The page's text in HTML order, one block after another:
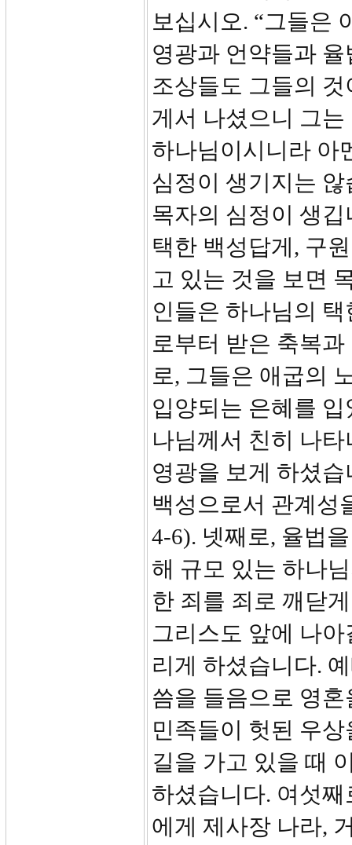
보십시오. “그들은
영광과 언약들과
조상들도 그들의
게서 나셨으니 그
하나님이시니라 아
심정이 생기지는
목자의 심정이 생
택한 백성답게, 구
고 있는 것을 보면
인들은 하나님의
로부터 받은 축복
로, 그들은 애굽의
입양되는 은혜를
나님께서 친히 나
영광을 보게 하셨
백성으로서 관계성
4-6). 넷째로, 율법
해 규모 있는 하나
한 죄를 죄로 깨닫
그리스도 앞에 나
리게 하셨습니다.
씀을 들음으로 영
민족들이 헛된 우
길을 가고 있을 때
하셨습니다. 여섯
에게 제사장 나라,